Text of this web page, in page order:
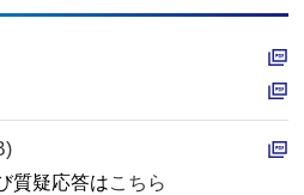
P
質疑応答はこちら